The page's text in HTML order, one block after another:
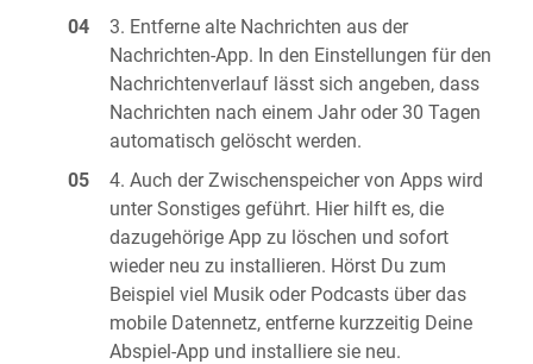
Entferne alte Nachrichten aus der
Nachrichten-App. In den Einstellungen für den
Nachrichtenverlauf lässt sich angeben, dass
Nachrichten nach einem Jahr oder 30 Tagen
automatisch gelöscht werden.
Auch der Zwischenspeicher von Apps wird
unter Sonstiges geführt. Hier hilft es, die
dazugehörige App zu löschen und sofort
wieder neu zu installieren. Hörst Du zum
Beispiel viel Musik oder Podcasts über das
mobile Datennetz, entferne kurzzeitig Deine
Abspiel-App und installiere sie neu.